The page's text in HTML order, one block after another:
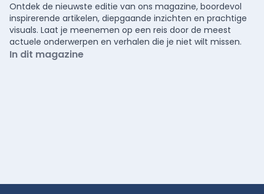
Ontdek de nieuwste editie van ons magazine, boordevol
inspirerende artikelen, diepgaande inzichten en prachtige
visuals. Laat je meenemen op een reis door de meest
actuele onderwerpen en verhalen die je niet wilt missen.
In dit magazine